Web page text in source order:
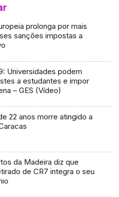
prolonga por mais
sanções impostas a
Universidades podem
a estudantes e impor
– GES (Vídeo)
22 anos morre atingido a
da Madeira diz que
de CR7 integra o seu